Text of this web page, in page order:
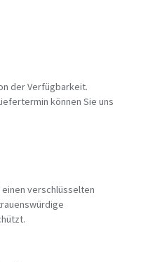
der Verfügbarkeit.
können Sie uns
verschlüsselten